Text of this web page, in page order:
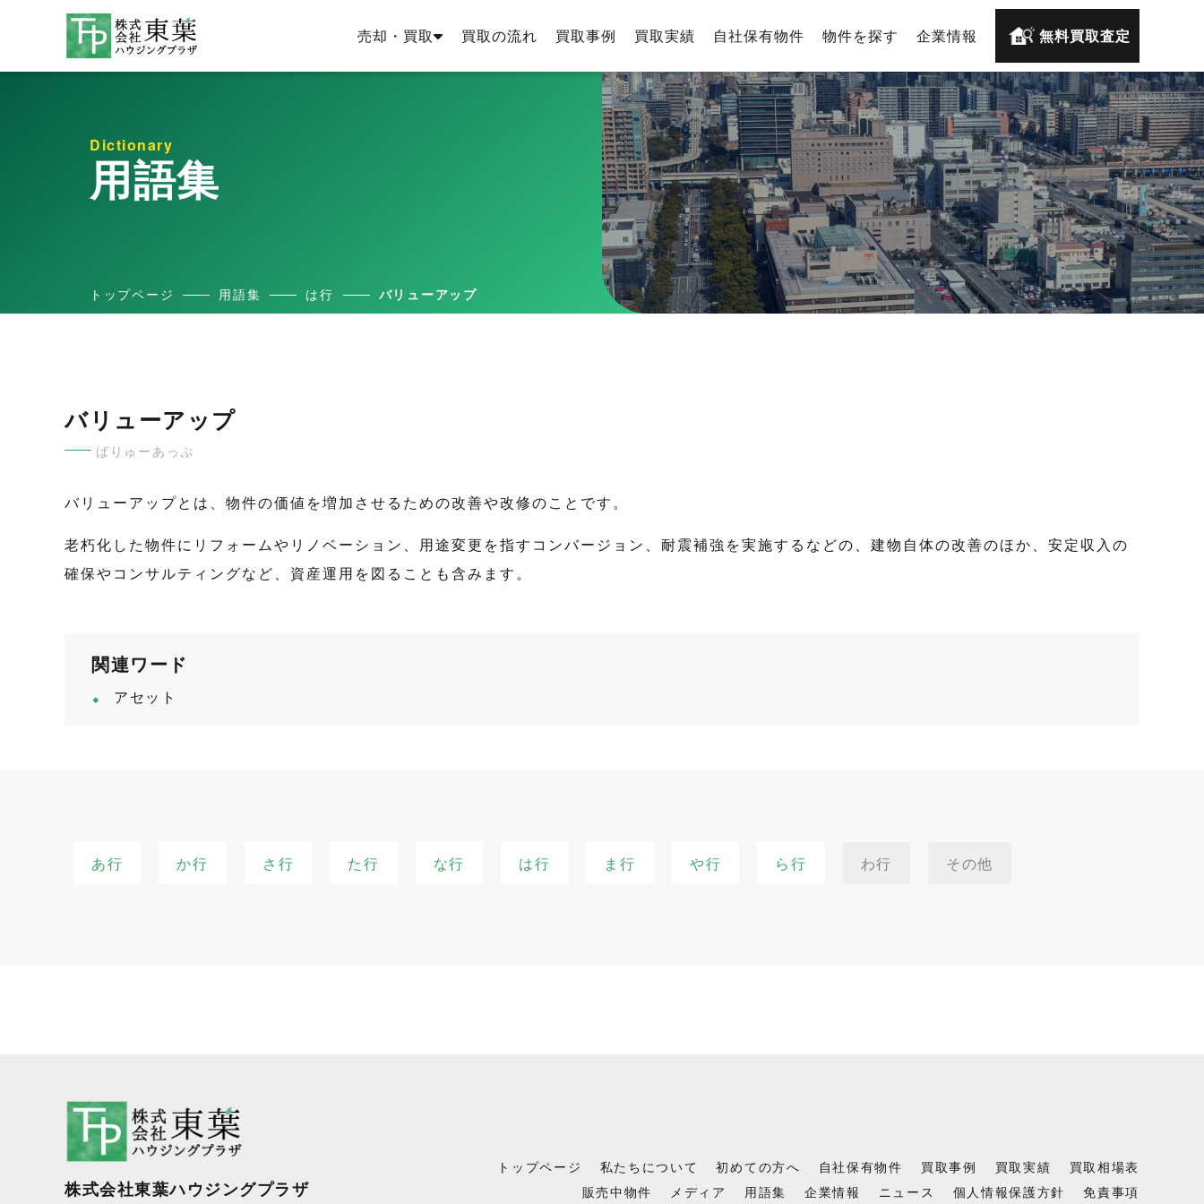
売却・買取 買取の流れ 買取事例 買取実績 自社保有物件 物件を探す 企業情報 無料買取査定
Dictionary
用語集
トップページ 用語集 は行 バリューアップ
バリューアップ
ばりゅーあっぷ
バリューアップとは、物件の価値を増加させるための改善や改修のことです。
老朽化した物件にリフォームやリノベーション、用途変更を指すコンバージョン、耐震補強を実施するなどの、建物自体の改善のほか、安定収入の
確保やコンサルティングなど、資産運用を図ることも含みます。
関連ワード
アセット
あ行 か行 さ行 た行 な行 は行 ま行 や行 ら行 わ行 その他
株式会社東葉ハウジングプラザ
トップページ 私たちについて 初めての方へ 自社保有物件 買取事例 買取実績
買取相場表
販売中物件
メディア 用語集 企業情報 ニュース 個人情報保護方針 免責事項